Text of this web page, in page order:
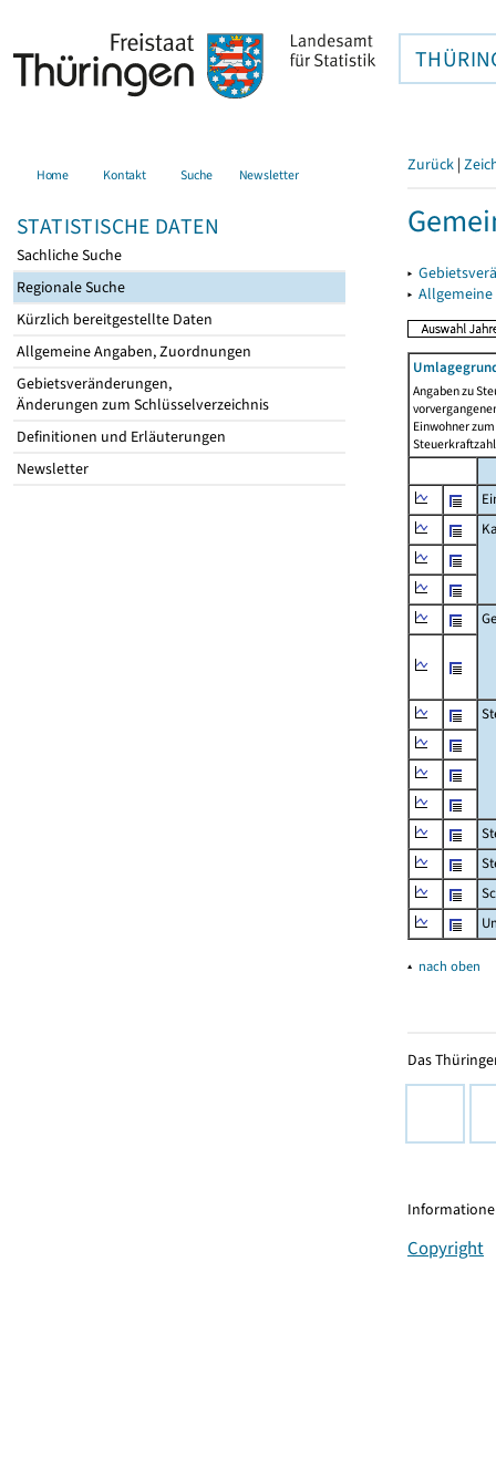
Home Kontakt Suche Newsletter
STATISTISCHE DATEN
Sachliche Suche
Regionale Suche
Kürzlich bereitgestellte Daten
Allgemeine Angaben, Zuordnungen
Gebietsveränderungen,
Änderungen zum Schlüsselverzeichnis
Definitionen und Erläuterungen
Newsletter
Zurück |
▸
▸
Angaben zu
Einwohner
▴ nach oben
Das
Copyright